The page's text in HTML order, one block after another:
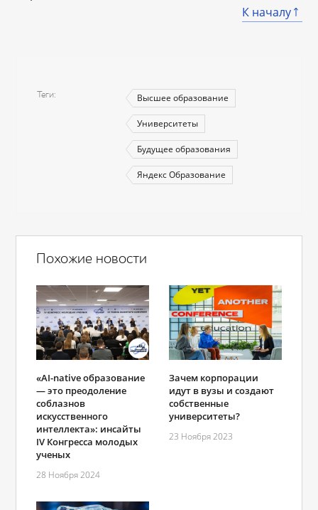
К началу
Теги Высшее образование
Университеты
Будущее образования
Яндекс Образование
Похожие новости
«AI-native образование
— это преодоление
соблазнов
искусственного
интеллекта»: инсайты
IV Конгресса молодых
ученых
28 Ноября 2024
Зачем корпорации
идут в вузы и создают
собственные
университеты?
23 Ноября 2023